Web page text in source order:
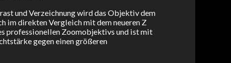
und Verzeichnung wird das Objektiv dem
im direkten Vergleich mit dem neueren Z
professionellen Zoomobjektivs und ist mit
gegen einen größeren